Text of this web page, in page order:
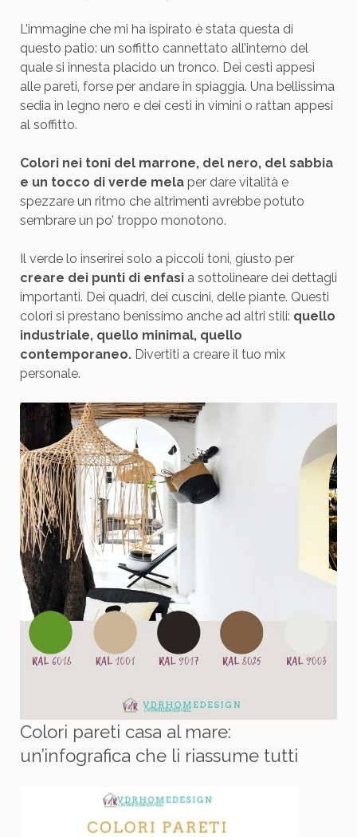
L’immagine che mi ha ispirato è stata questa di
questo patio: un soffitto cannettato all’interno del
quale si innesta placido un tronco. Dei cesti appesi
alle pareti, forse per andare in spiaggia. Una bellissima
sedia in legno nero e dei cesti in vimini o rattan appesi
al soffitto.
Colori nei toni del marrone, del nero, del sabbia
e un tocco di verde melaper dare vitalità e
spezzare un ritmo che altrimenti avrebbe potuto
sembrare un po’ troppo monotono.
Il verde lo inserirei solo a piccoli toni, giusto per
creare dei punti di enfasia sottolineare dei dettagli
importanti. Dei quadri, dei cuscini, delle piante. Questi
colori si prestano benissimo anche ad altri stili: quello
industriale, quello minimal, quello
contemporaneo.Divertiti a creare il tuo mix
personale.
Colori pareti casa al mare:
un’infografica che li riassume tutti